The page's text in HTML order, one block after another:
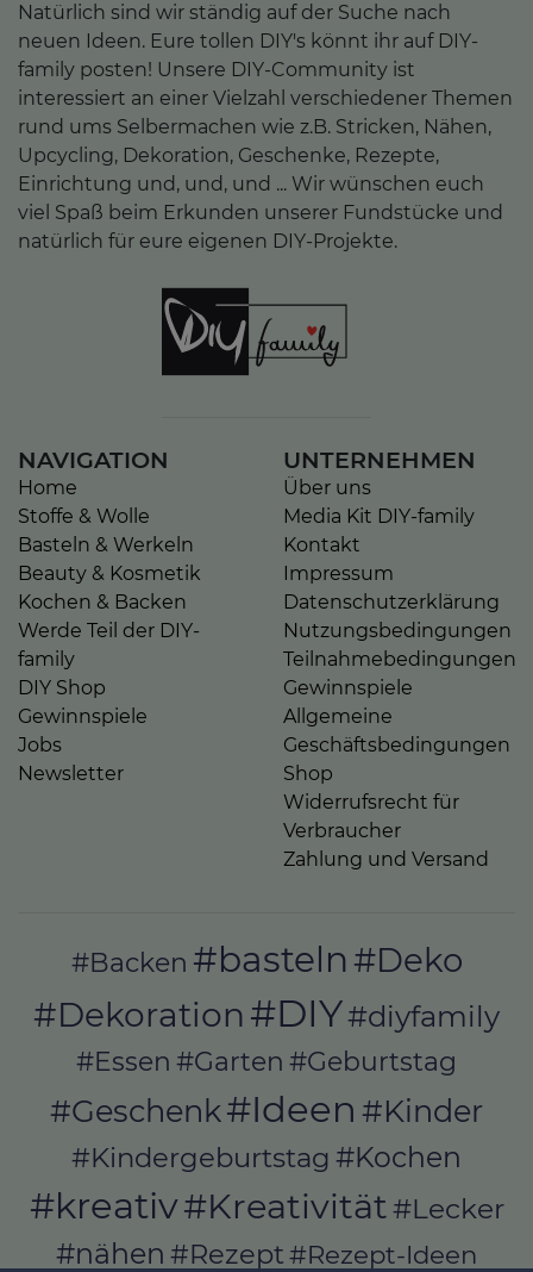
Natürlich sind wir ständig auf der Suche nach
neuen Ideen. Eure tollen DIY's könnt ihr auf DIY-
family posten! Unsere DIY-Community ist
interessiert an einer Vielzahl verschiedener Themen
rund ums Selbermachen wie z.B. Stricken, Nähen,
Upcycling, Dekoration, Geschenke, Rezepte,
Einrichtung und, und, und ... Wir wünschen euch
viel Spaß beim Erkunden unserer Fundstücke und
natürlich für eure eigenen DIY-Projekte.
NAVIGATION
Home
Stoffe & Wolle
Basteln & Werkeln
Beauty & Kosmetik
Kochen & Backen
Werde Teil der DIY-
family
DIY Shop
Gewinnspiele
Jobs
Newsletter
UNTERNEHMEN
Über uns
Media Kit DIY-family
Kontakt
Impressum
Datenschutzerklärung
Nutzungsbedingungen
Teilnahmebedingungen
Gewinnspiele
Allgemeine
Geschäftsbedingungen
Shop
Widerrufsrecht für
Verbraucher
Zahlung und Versand
#Backen #basteln #Deko
#Dekoration #DIY#diyfamily
#Essen #Garten #Geburtstag
#Geschenk#Ideen #Kinder
#Kindergeburtstag #Kochen
#kreativ#Kreativität#Lecker
#nähen #Rezept#Rezept-Ideen